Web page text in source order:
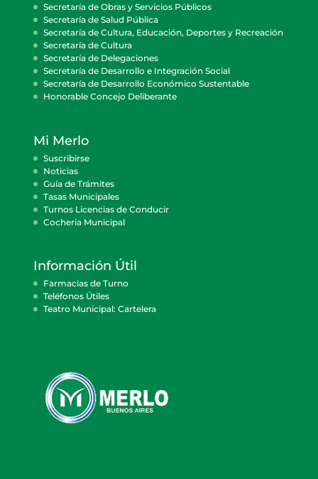
Secretaría de Obras y Servicios Públicos
Secretaría de Salud Pública
Secretaría de Cultura, Educación, Deportes y Recreación
Secretaría de Cultura
Secretaría de Delegaciones
Secretaría de Desarrollo e Integración Social
Secretaría de Desarrollo Económico Sustentable
Honorable Concejo Deliberante
Mi Merlo
Suscribirse
Noticias
Guía de Trámites
Tasas Municipales
Turnos Licencias de Conducir
Cocheria Municipal
Información Útil
Farmacias de Turno
Teléfonos Útiles
Teatro Municipal: Cartelera